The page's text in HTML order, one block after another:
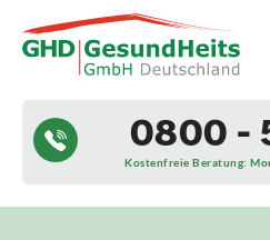
0800 -
Kostenfreie Beratung: